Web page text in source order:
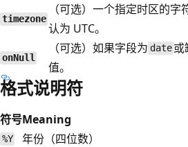
timezone
（可选）一个指定时区的
认为 UTC。
onNull
（可选）如果字段为 date 或
值。
格式说明符
符号Meaning
%Y 年份（四位数）